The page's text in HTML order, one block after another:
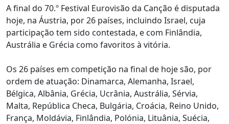
A final do 70.º Festival Eurovisão da Canção é disputada
hoje, na Áustria, por 26 países, incluindo Israel, cuja
participação tem sido contestada, e com Finlândia,
Austrália e Grécia como favoritos à vitória.
Os 26 países em competição na final de hoje são, por
ordem de atuação: Dinamarca, Alemanha, Israel,
Bélgica, Albânia, Grécia, Ucrânia, Austrália, Sérvia,
Malta, República Checa, Bulgária, Croácia, Reino Unido,
França, Moldávia, Finlândia, Polónia, Lituânia, Suécia,